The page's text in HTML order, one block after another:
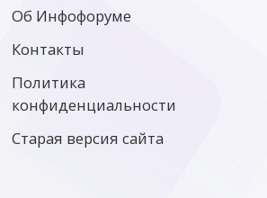
Об Инфофоруме
Контакты
Политика
конфиденциальности
Старая версия сайта